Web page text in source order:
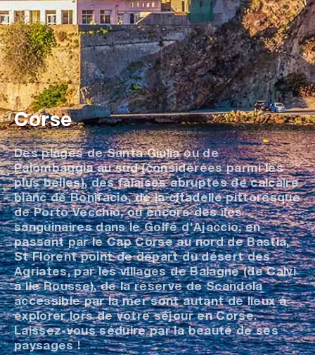
Corse
Des plages de Santa Giulia ou de
Palombaggia au sud (considérées parmi les
plus belles), des falaises abruptes de calcaire
blanc de Bonifacio, de la citadelle pittoresque
de Porto Vecchio, ou encore des îles
sanguinaires dans le Golfe d’Ajaccio, en
passant par le Cap Corse au nord de Bastia,
St Florent point de départ du désert des
Agriates, par les villages de Balagne (de Calvi
à Ile Rousse), de la réserve de Scandola
accessible par la mer sont autant de lieux à
explorer lors de votre séjour en Corse.
Laissez-vous séduire par la beauté de ses
paysages !